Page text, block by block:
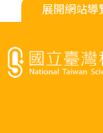
展開網站導